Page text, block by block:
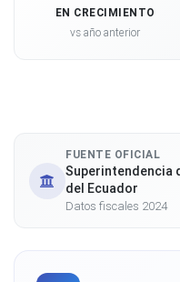
EN CRECIMIENTO
vs año anterior
FUENTE OFICIAL
Superintendencia
del Ecuador
Datos fiscales 2024